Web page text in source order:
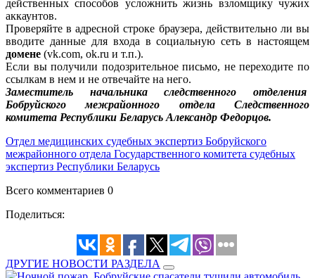
действенных способов усложнить жизнь взломщику чужих
аккаунтов.
Проверяйте в адресной строке браузера, действительно ли вы
вводите данные для входа в социальную сеть в настоящем
домене (vk.com, ok.ru и т.п.).
Если вы получили подозрительное письмо, не переходите по
ссылкам в нем и не отвечайте на него.
Заместитель начальника следственного отделения
Бобруйского межрайонного отдела Следственного
комитета Республики Беларусь Александр Федорцов.
Отдел медицинских судебных экспертиз Бобруйского
межрайонного отдела Государственного комитета судебных
экспертиз Республики Беларусь
Всего комментариев 0
Поделиться:
ДРУГИЕ НОВОСТИ РАЗДЕЛА